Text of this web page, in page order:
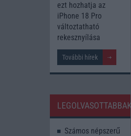
ezt hozhatja az
iPhone 18 Pro
változtatható
rekesznyílása
További hírek
LEGOLVASOTTABBAK
Számos népszerű